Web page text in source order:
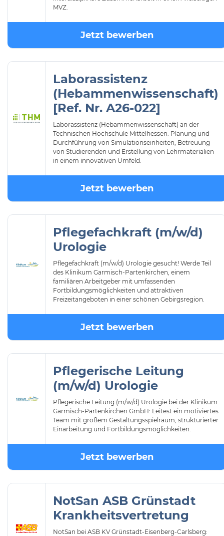
MVZ.
Jetzt bewerben
Laborassistenz
(Hebammenwissenschaft)
[Ref. Nr. A26-022]
Laborassistenz (Hebammenwissenschaft) an der
Technischen Hochschule Mittelhessen: Planung und
Durchführung von Simulationseinheiten, Betreuung
von Studierenden und Erstellung von Lehrmaterialien
in einem innovativen Umfeld.
Jetzt bewerben
Pflegefachkraft (m/w/d)
Urologie
Pflegefachkraft (m/w/d) Urologie gesucht! Werde Teil
des Klinikum Garmisch-Partenkirchen, einem
familiären Arbeitgeber mit umfassenden
Fortbildungsmöglichkeiten und attraktiven
Freizeitangeboten in einer schönen Gebirgsregion.
Jetzt bewerben
Pflegerische Leitung
(m/w/d) Urologie
Pflegerische Leitung (m/w/d) Urologie bei der Klinikum
Garmisch-Partenkirchen GmbH: Leitest ein motiviertes
Team mit großem Gestaltungsspielraum, strukturierter
Einarbeitung und Fortbildungsmöglichkeiten.
Jetzt bewerben
NotSan ASB Grünstadt
Krankheitsvertretung
NotSan bei ASB KV Grünstadt-Eisenberg-Carlsberg: